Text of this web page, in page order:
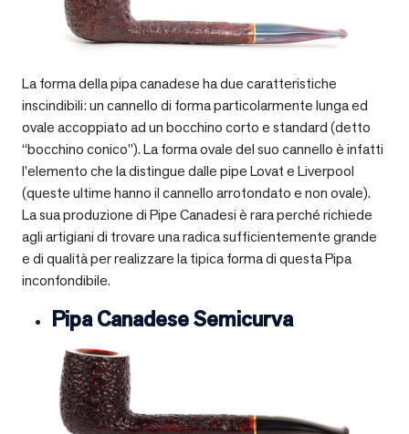
La forma della pipa canadese ha due caratteristiche
inscindibili: un cannello di forma particolarmente lunga ed
ovale accoppiato ad un bocchino corto e standard (detto
“bocchino conico”). La forma ovale del suo cannello è infatti
l’elemento che la distingue dalle pipe Lovat e Liverpool
(queste ultime hanno il cannello arrotondato e non ovale).
La sua produzione di Pipe Canadesi è rara perché richiede
agli artigiani di trovare una radica sufficientemente grande
e di qualità per realizzare la tipica forma di questa Pipa
inconfondibile.
Pipa Canadese Semicurva